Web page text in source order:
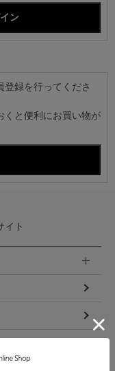
録を行ってくださ
くと便利にお買い物が
イト